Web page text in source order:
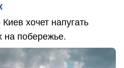
хочет напугать
на побережье.